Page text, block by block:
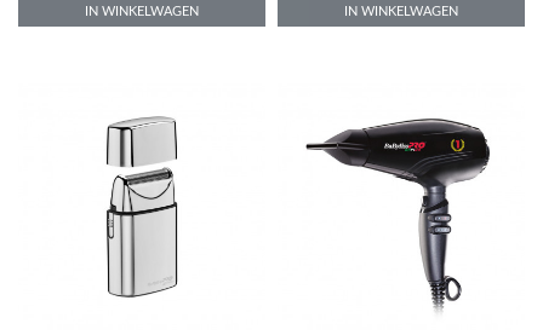
IN WINKELWAGEN IN WINKELWAGEN